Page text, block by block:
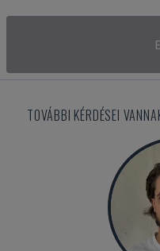
TOVÁBBI KÉRDÉSEI